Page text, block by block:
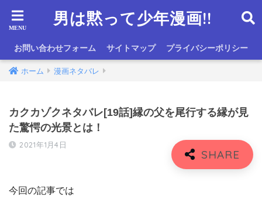
男は黙って少年漫画!!
お問い合わせフォーム サイトマップ プライバシーポリシー
ホーム 漫画ネタバレ
カクカゾクネタバレ[19話]縁の父を尾行する縁が見
た驚愕の光景とは！
2021年1月4日
今回の記事では